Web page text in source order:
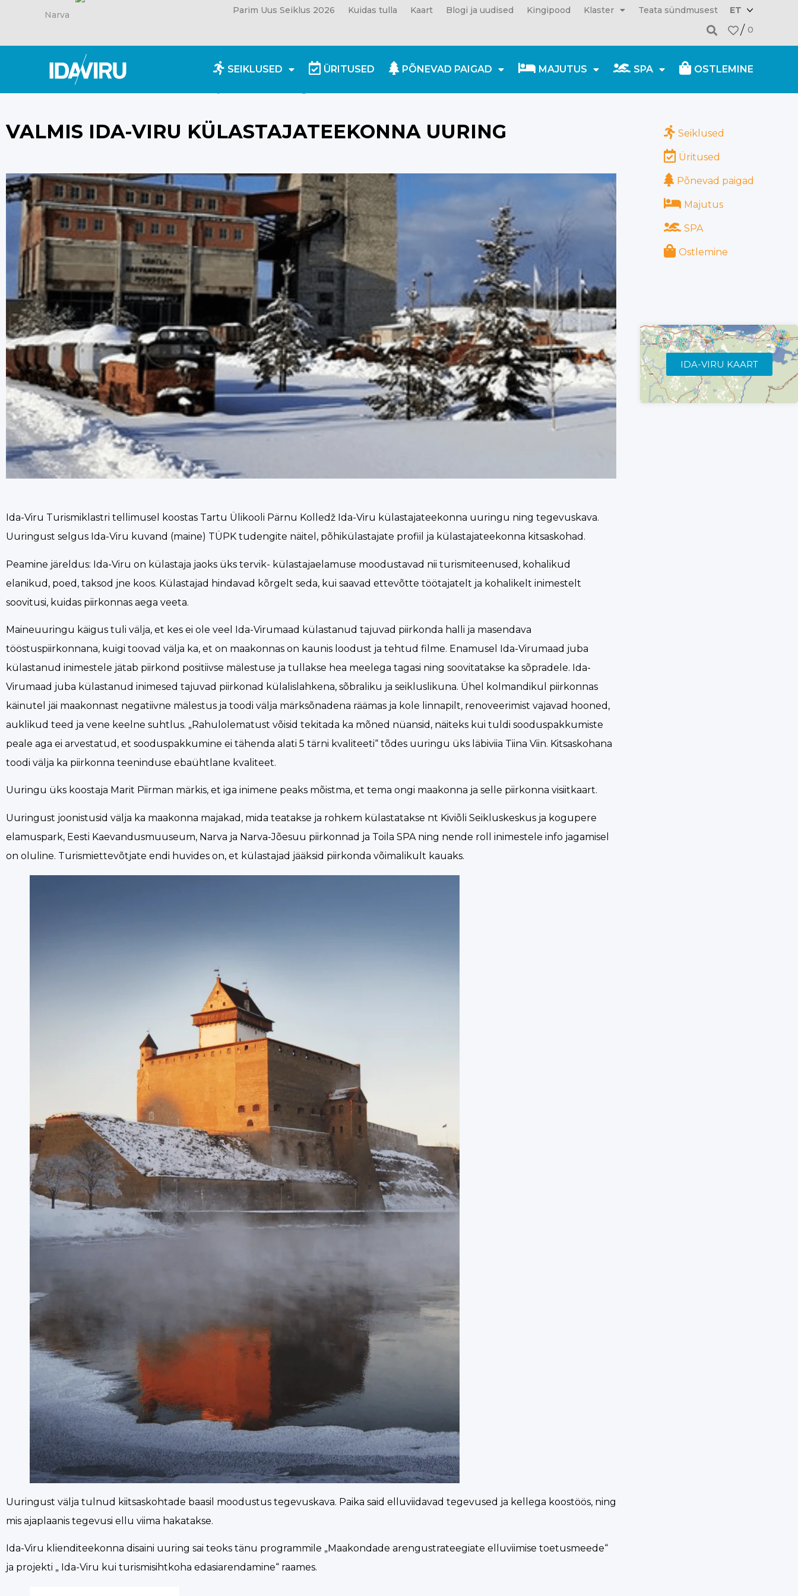
Narva Parim Uus Seiklus 2026 Kuidas tulla Kaart Blogi ja uudised Kingipood Klaster Teata sündmusest
ET
0
SEIKLUSED ÜRITUSED PÕNEVAD PAIGAD MAJUTUS SPA
OSTLEMINE
Uudised
VALMIS IDA-VIRU KÜLASTAJATEEKONNA UURING
Ida-Viru Turismiklastri tellimusel koostas Tartu Ülikooli Pärnu Kolledž Ida-Viru külastajateekonna uuringu ning tegevuskava.
Uuringust selgus Ida-Viru kuvand (maine) TÜPK tudengite näitel, põhikülastajate profiil ja külastajateekonna kitsaskohad.
Peamine järeldus: Ida-Viru on külastaja jaoks üks tervik- külastajaelamuse moodustavad nii turismiteenused, kohalikud
elanikud, poed, taksod jne koos. Külastajad hindavad kõrgelt seda, kui saavad ettevõtte töötajatelt ja kohalikelt inimestelt
soovitusi, kuidas piirkonnas aega veeta.
Maineuuringu käigus tuli välja, et kes ei ole veel Ida-Virumaad külastanud tajuvad piirkonda halli ja masendava
tööstuspiirkonnana, kuigi toovad välja ka, et on maakonnas on kaunis loodust ja tehtud filme. Enamusel Ida-Virumaad juba
külastanud inimestele jätab piirkond positiivse mälestuse ja tullakse hea meelega tagasi ning soovitatakse ka sõpradele. Ida-
Virumaad juba külastanud inimesed tajuvad piirkonad külalislahkena, sõbraliku ja seikluslikuna. Ühel kolmandikul piirkonnas
käinutel jäi maakonnast negatiivne mälestus ja toodi välja märksõnadena räämas ja kole linnapilt, renoveerimist vajavad hooned,
auklikud teed ja vene keelne suhtlus. „Rahulolematust võisid tekitada ka mõned nüansid, näiteks kui tuldi sooduspakkumiste
peale aga ei arvestatud, et sooduspakkumine ei tähenda alati 5 tärni kvaliteeti“ tõdes uuringu üks läbiviia Tiina Viin. Kitsaskohana
toodi välja ka piirkonna teeninduse ebaühtlane kvaliteet.
Uuringu üks koostaja Marit Piirman märkis, et iga inimene peaks mõistma, et tema ongi maakonna ja selle piirkonna visiitkaart.
Uuringust joonistusid välja ka maakonna majakad, mida teatakse ja rohkem külastatakse nt Kiviõli Seikluskeskus ja kogupere
elamuspark, Eesti Kaevandusmuuseum, Narva ja Narva-Jõesuu piirkonnad ja Toila SPA ning nende roll inimestele info jagamisel
on oluline. Turismiettevõtjate endi huvides on, et külastajad jääksid piirkonda võimalikult kauaks.
Uuringust välja tulnud kiitsaskohtade baasil moodustus tegevuskava. Paika said elluviidavad tegevused ja kellega koostöös, ning
mis ajaplaanis tegevusi ellu viima hakatakse.
Ida-Viru klienditeekonna disaini uuring sai teoks tänu programmile „Maakondade arengustrateegiate elluviimise toetusmeede“
ja projekti „ Ida-Viru kui turismisihtkoha edasiarendamine“ raames.
Seiklused
Üritused
Põnevad paigad
Majutus
SPA
Ostlemine
IDA-VIRU KAART